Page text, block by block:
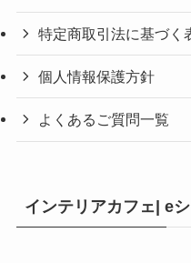
特定商取引法に基づく
個人情報保護方針
よくあるご質問一覧
インテリアカフェ| e